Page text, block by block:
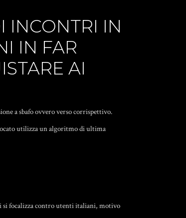
INCONTRI IN
IN FAR
AI
a sbafo ovvero verso corrispettivo.
utilizza un algoritmo di ultima
si focalizza contro utenti italiani, motivo